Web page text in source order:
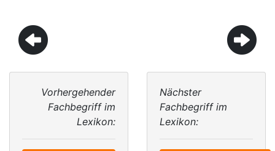
Vorhergehender
Fachbegriff im
Lexikon:
Nächster
Fachbegriff im
Lexikon: